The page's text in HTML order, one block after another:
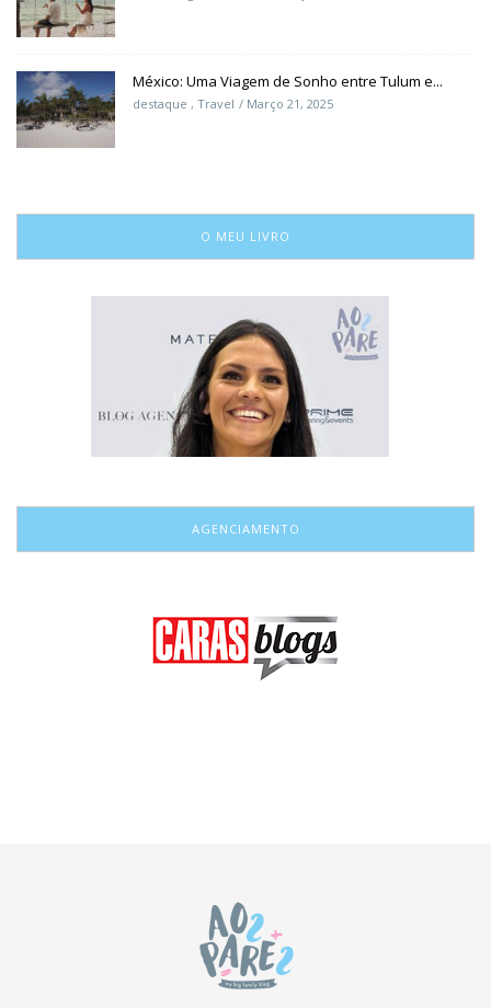
México: Uma Viagem de Sonho entre Tulum e...
destaque , Travel Março 21, 2025
O MEU LIVRO
AGENCIAMENTO